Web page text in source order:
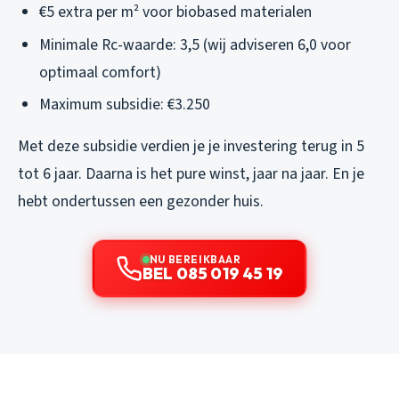
€5 extra per m² voor biobased materialen
Minimale Rc-waarde: 3,5 (wij adviseren 6,0 voor
optimaal comfort)
Maximum subsidie: €3.250
Met deze subsidie verdien je je investering terug in 5
tot 6 jaar. Daarna is het pure winst, jaar na jaar. En je
hebt ondertussen een gezonder huis.
NU BEREIKBAAR
BEL 085 019 45 19